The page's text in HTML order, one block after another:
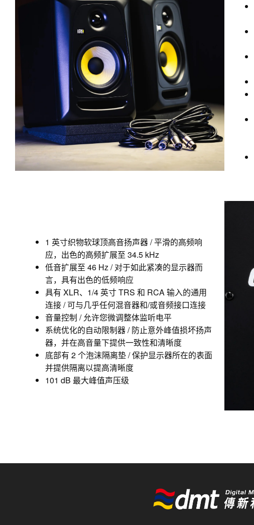
1 英寸织物软球顶高音扬声器 / 平滑的高频响
应，出色的高频扩展至 34.5 kHz
低音扩展至 46 Hz / 对于如此紧凑的显示器而
言，具有出色的低频响应
具有 XLR、1/4 英寸 TRS 和 RCA 输入的通用
连接 / 可与几乎任何混音器和/或音频接口连接
音量控制 / 允许您微调整体监听电平
系统优化的自动限制器 / 防止意外峰值损坏扬声
器，并在高音量下提供一致性和清晰度
底部有 2 个泡沫隔离垫 / 保护显示器所在的表面
并提供隔离以提高清晰度
101 dB 最大峰值声压级